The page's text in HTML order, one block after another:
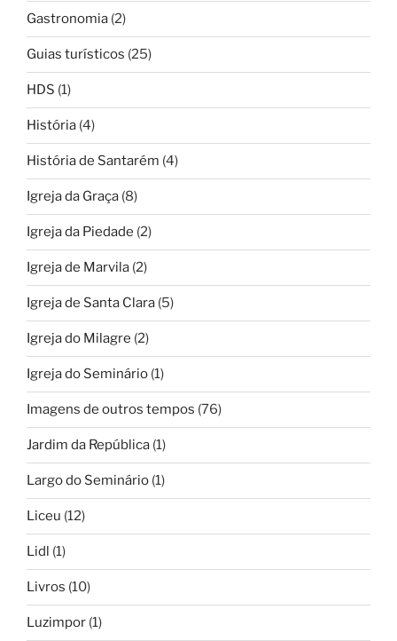
Gastronomia (2)
Guias turísticos (25)
HDS (1)
História (4)
História de Santarém (4)
Igreja da Graça (8)
Igreja da Piedade (2)
Igreja de Marvila (2)
Igreja de Santa Clara (5)
Igreja do Milagre (2)
Igreja do Seminário (1)
Imagens de outros tempos (76)
Jardim da República (1)
Largo do Seminário (1)
Liceu (12)
Lidl (1)
Livros (10)
Luzimpor (1)